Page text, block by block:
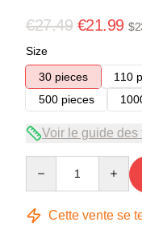
€27.49 €21.99
Size
30 pieces
110
500 pieces
Voir le guide des
Cette vente se